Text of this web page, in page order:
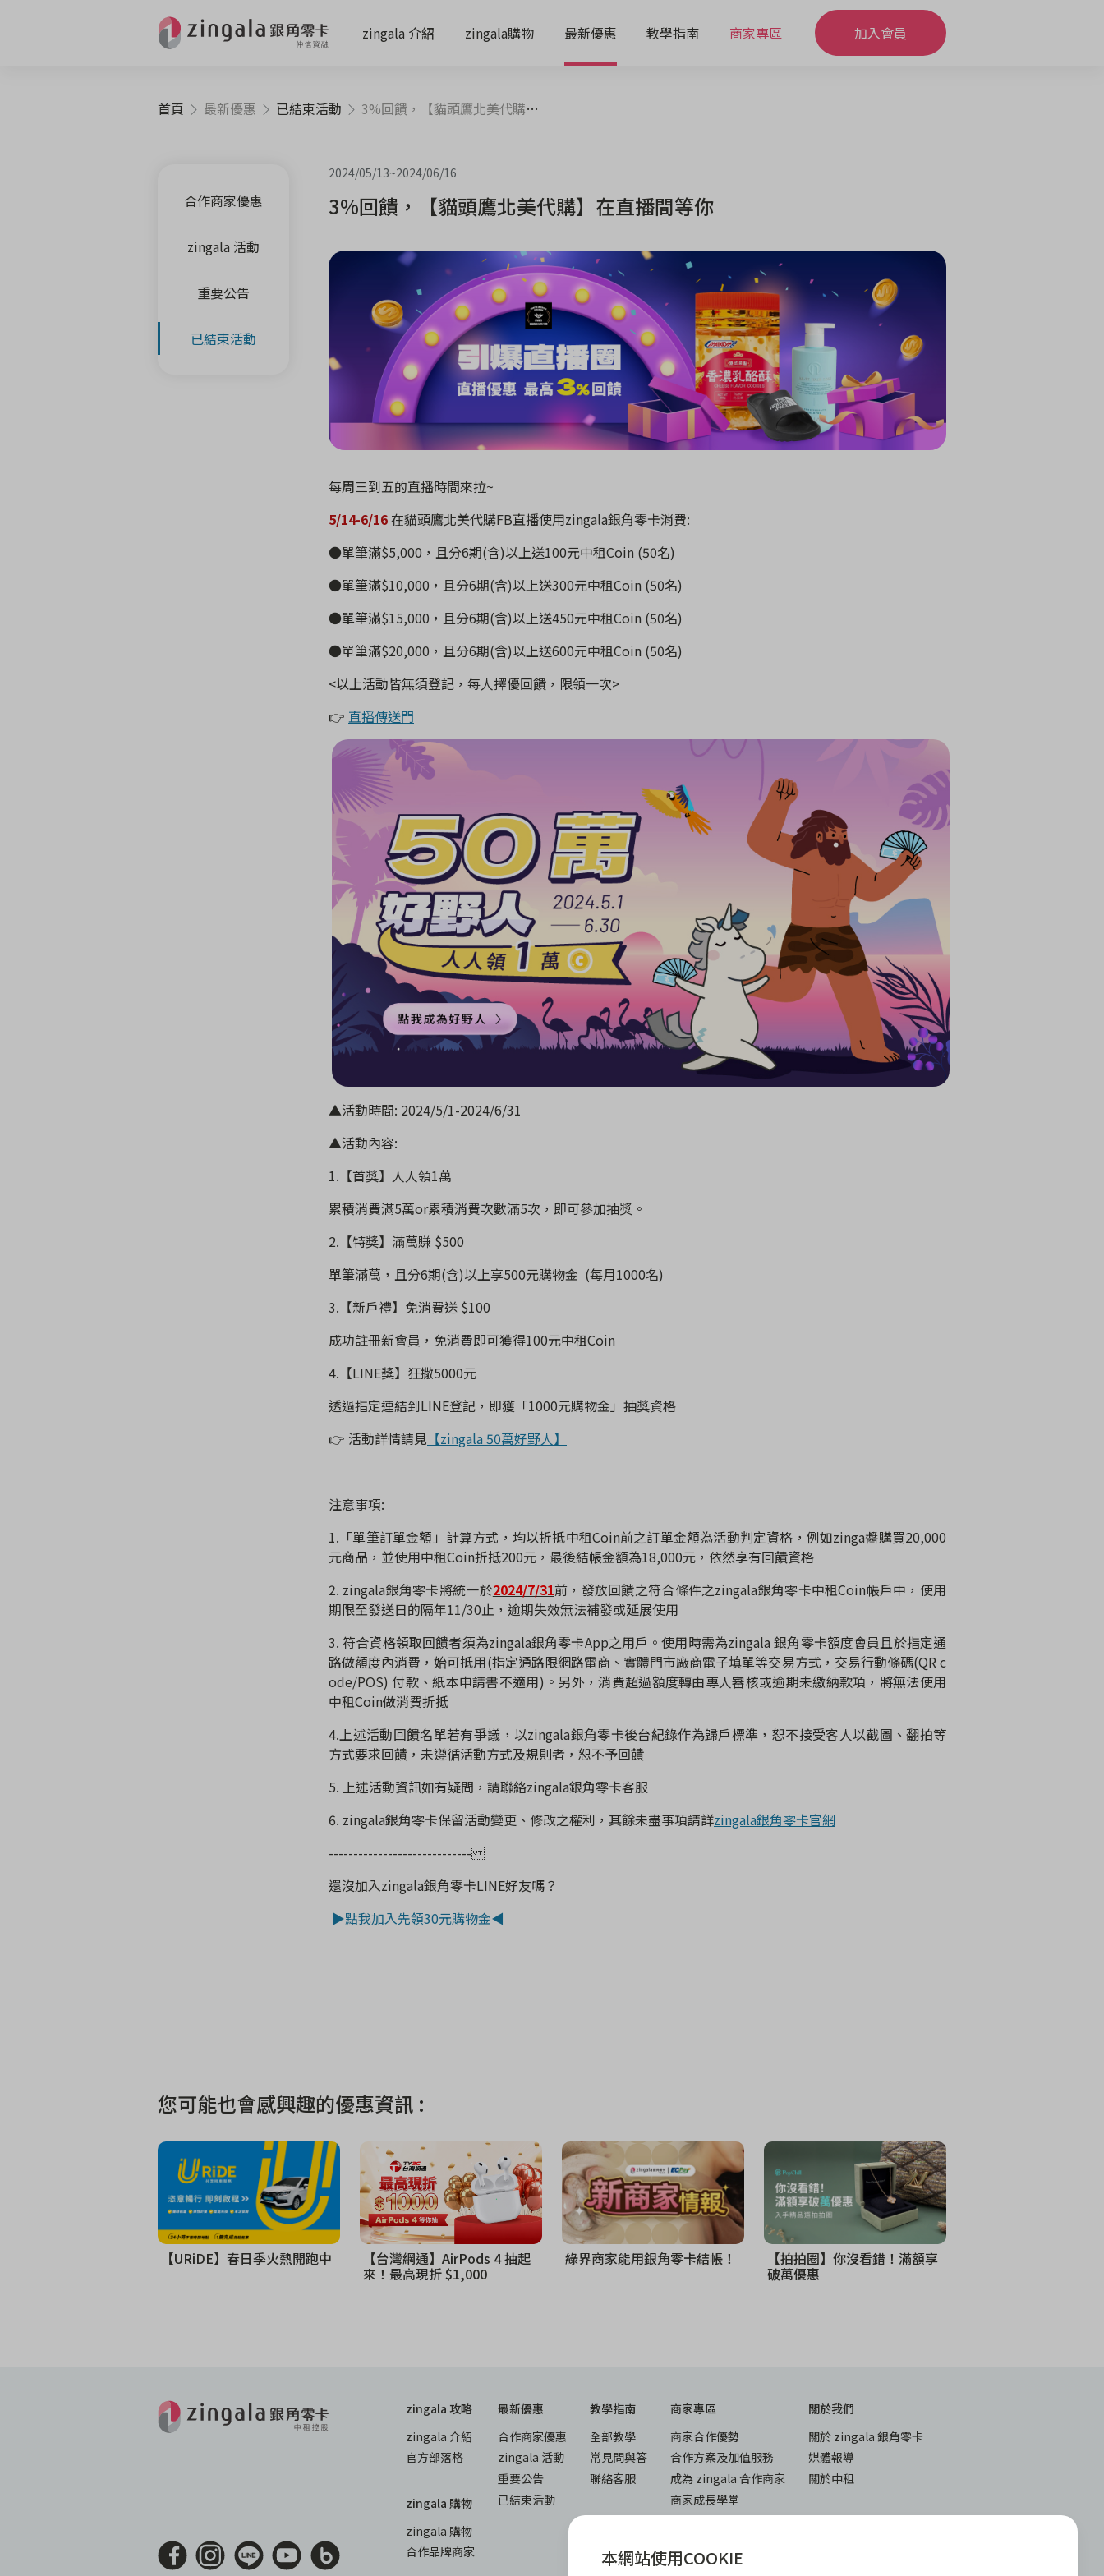
zingala 介紹 zingala購物 最新優惠 教學指南 商家專區 加入會員
首頁 最新優惠 已結束活動 3%回饋，【貓頭鷹北美代購】在直播間等你
合作商家優惠
zingala 活動
重要公告
已結束活動
2024/05/13~2024/06/16
3%回饋，【貓頭鷹北美代購】在直播間等你
每周三到五的直播時間來拉~
5/14-6/16在貓頭鷹北美代購FB直播使用zingala銀角零卡消費:
●單筆滿$5,000 ，且分6期(含)以上送100元中租Coin (50名)
●單筆滿$10,000 ，且分6期(含)以上送300元中租Coin (50名)
●單筆滿$15,000 ，且分6期(含)以上送450元中租Coin (50名)
●單筆滿$20,000 ，且分6期(含)以上送600元中租Coin (50名)
<以上活動皆無須登記，每人擇優回饋，限領一次>
👉 直播傳送門
▲活動時間: 2024/5/1-2024/6/31
▲活動內容:
1. 【首獎】人人領1萬
累積消費滿5萬or累積消費次數滿5次，即可參加抽獎。
2. 【特獎】滿萬賺 $500
單筆滿萬，且分6期(含)以上享500元購物金 (每月1000名)
3. 【新戶禮】免消費送 $100
成功註冊新會員，免消費即可獲得100元中租Coin
4. 【LINE獎】狂撒5000元
透過指定連結到LINE登記，即獲「1000元購物金」抽獎資格
👉 活動詳情請見 【zingala 50萬好野人】
注意事項:
1. 「單筆訂單金額」計算方式，均以折抵中租Coin前之訂單金額為活動判定資格，例如zinga醬購買20,000
元商品，並使用中租Coin折抵200元，最後結帳金額為18,000元，依然享有回饋資格
2. zingala銀角零卡將統一於2024/7/31前，發放回饋之符合條件之zingala銀角零卡中租Coin帳戶中，使用
期限至發送日的隔年11/30止，逾期失效無法補發或延展使用
3. 符合資格領取回饋者須為zingala銀角零卡App之用戶。使用時需為zingala銀角零卡額度會員且於指定通
路做額度內消費，始可抵用(指定通路限網路電商、實體門市廠商電子填單等交易方式，交易行動條碼(QR c
ode/POS) 付款、紙本申請書不適用) 。另外，消費超過額度轉由專人審核或逾期未繳納款項，將無法使用
中租Coin做消費折抵
4.上述活動回饋名單若有爭議，以zingala銀角零卡後台紀錄作為歸戶標準，恕不接受客人以截圖、翻拍等
方式要求回饋，未遵循活動方式及規則者，恕不予回饋
5. 上述活動資訊如有疑問，請聯絡zingala銀角零卡客服
6. zingala銀角零卡保留活動變更、修改之權利，其餘未盡事項請詳zingala銀角零卡官網
-----------------------------
還沒加入zingala銀角零卡LINE好友嗎？
▶點我加入先領30元購物金◀
您可能也會感興趣的優惠資訊 :
【URiDE】春日季火熱開跑中 【台灣網通】AirPods 4 抽起
來！最高現折 $1,000
綠界商家能用銀角零卡結帳！ 【拍拍圈】你沒看錯！滿額享
破萬優惠
zingala 攻略
zingala 介紹
官方部落格
zingala 購物
zingala 購物
合作品牌商家
最新優惠
合作商家優惠
zingala 活動
重要公告
已結束活動
教學指南
全部教學
常見問與答
聯絡客服
商家專區
商家合作優勢
合作方案及加值服務
成為 zingala 合作商家
商家成長學堂
商家常見問與答
關於我們
關於 zingala 銀角零卡
媒體報導
關於中租
本網站使用COOKIE